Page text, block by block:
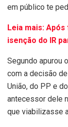
em público te
Leia mais:
isenção do IR
Segundo apurou o
com a decisão
União, do PP e
antecessor dele
que viabilizasse